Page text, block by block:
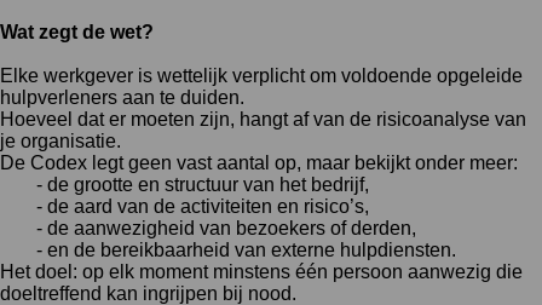
Wat zegt de wet?
Elke werkgever is wettelijk verplicht om voldoende opgeleide
hulpverleners aan te duiden.
Hoeveel dat er moeten zijn, hangt af van de risicoanalyse van
je organisatie.
De Codex legt geen vast aantal op, maar bekijkt onder meer:
- de grootte en structuur van het bedrijf,
- de aard van de activiteiten en risico’s,
- de aanwezigheid van bezoekers of derden,
- en de bereikbaarheid van externe hulpdiensten.
Het doel: op elk moment minstens één persoon aanwezig die
doeltreffend kan ingrijpen bij nood.